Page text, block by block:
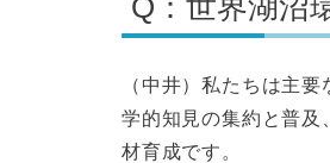
Q：世界湖沼
（中井）私たちは主
学的知見の集約と普及
材育成です。